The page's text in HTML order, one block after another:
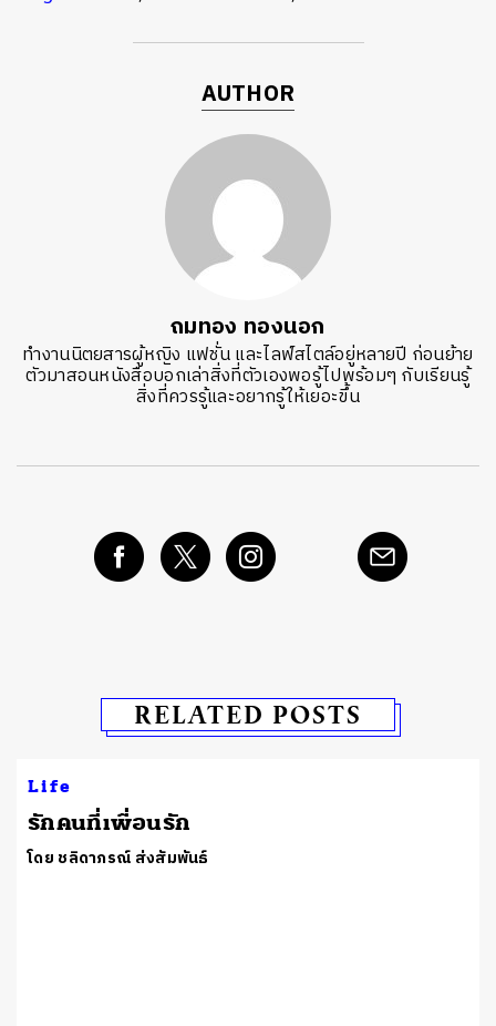
AUTHOR
ถมทอง ทองนอก
ทำงานนิตยสารผู้หญิง แฟชั่น และไลฟ์สไตล์อยู่หลายปี ก่อนย้าย
ตัวมาสอนหนังสือบอกเล่าสิ่งที่ตัวเองพอรู้ไปพร้อมๆ กับเรียนรู้
สิ่งที่ควรรู้และอยากรู้ให้เยอะขึ้น
RELATED POSTS
Life
รักคนที่เพื่อนรัก
โดย ชลิดาภรณ์ ส่งสัมพันธ์